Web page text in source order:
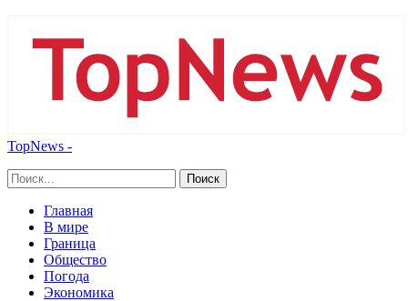
TopNews -
Главная
В мире
Граница
Общество
Погода
Экономика